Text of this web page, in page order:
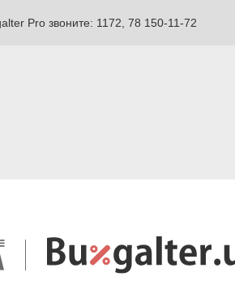
Pro звоните: 1172, 78 150-11-72